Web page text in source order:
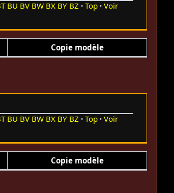
BU BV BW BX BY BZ Top
Voir
Copie modèle
BU BV BW BX BY BZ Top
Voir
Copie modèle